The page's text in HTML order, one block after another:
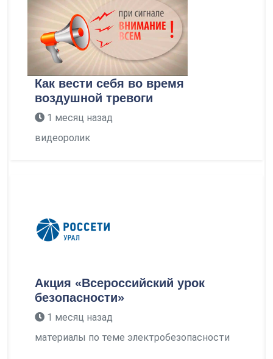
Как вести себя во время
воздушной тревоги
1 месяц назад
видеоролик
Акция «Всероссийский урок
безопасности»
1 месяц назад
материалы по теме электробезопасности